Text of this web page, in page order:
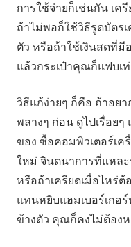
การใช้จ่ายก็เช่นกัน เค
ถ้าไม่พอก็ใช้วิธีรูดบัตร
ตัว หรือถ้าใช้เงินสดที่มี
แล้วกระเป๋าคุณก็แฟบเ
วิธีแก้ง่ายๆ ก็คือ ถ้าอย
พลางๆ ก่อน ดูไปเรื่อย
ของ ซื้อคอมพิวเตอร์เค
ใหม่ จินตนาการที่แหละ
หรือถ้าเครียดเมื่อไหร่
แทนหยิบแฮมเบอร์เกอ
ข้างตัว คุณก็คงไม่ต้อง